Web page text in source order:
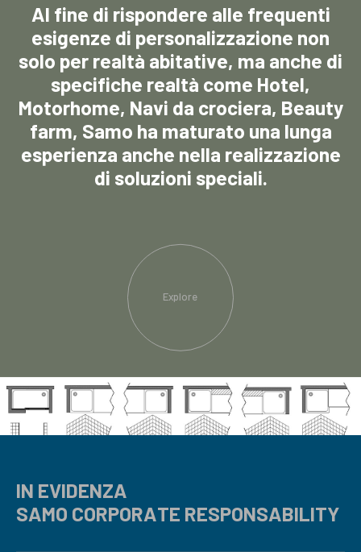
Al fine di rispondere alle frequenti
esigenze di personalizzazione non
solo per realtà abitative, ma anche di
specifiche realtà come Hotel,
Motorhome, Navi da crociera, Beauty
farm, Samo ha maturato una lunga
esperienza anche nella realizzazione
di soluzioni speciali.
Explore
IN EVIDENZA
SAMO CORPORATE RESPONSABILITY